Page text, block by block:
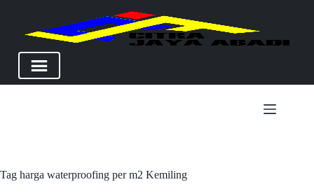
Tag harga waterproofing per m2 Kemiling